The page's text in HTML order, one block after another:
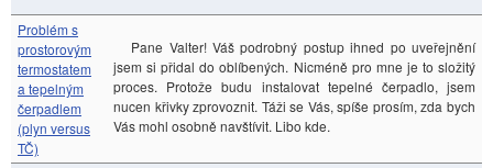
Problém s
prostorovým
termostatem
a tepelným
čerpadlem
(plyn versus
TČ)
Pane Valter! Váš podrobný postup ihned po uveřejnění
jsem si přidal do oblíbených. Nicméně pro mne je to složitý
proces. Protože budu instalovat tepelné čerpadlo, jsem
nucen křivky zprovoznit. Táži se Vás, spíše prosím, zda bych
Vás mohl osobně navštívit. Libo kde.